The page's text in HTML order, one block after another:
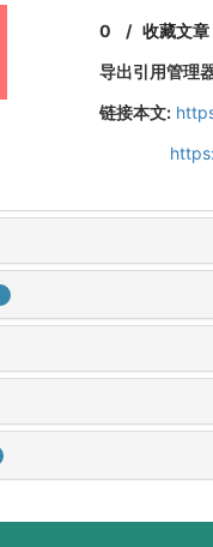
0 /收藏文章
导出引用管理
链接本文: